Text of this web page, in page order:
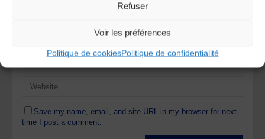
Refuser
Voir les préférences
Politique de cookiesPolitique de confidentialité
Save my name, email, and site URL in my browser for next
time I post a comment.